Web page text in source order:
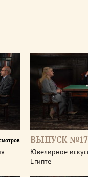
ВЫПУСК
Ювелирное
Египте